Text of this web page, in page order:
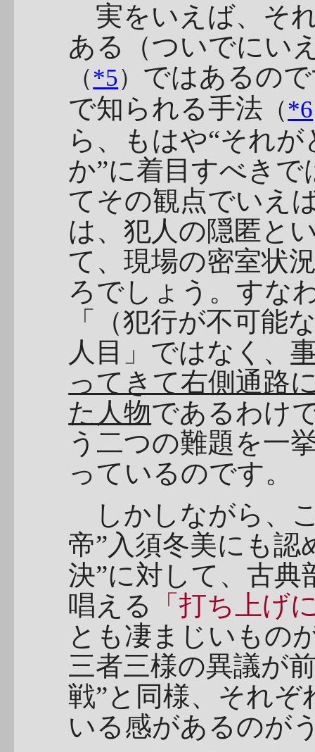
実をいえば、そ
ある（ついでにい
（*5） ではあるの
で知られる手法 （*6
ら、もはや“それ
か”に着目すべき
てその観点でいえ
は、犯人の隠匿と
て、現場の密室状
ろでしょう。すな
「（犯行が不可能
人目」ではなく、
ってきて右側通路
た人物であるわけ
う二つの難題を一
っているのです。
しかしながら、
帝”入須冬美にも
決”に対して、古典
唱える
「打ち上げ
とも凄まじいもの
三者三様の異議が
戦”と同様、それ
いる感があるのが